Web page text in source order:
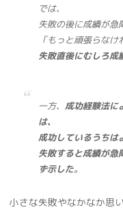
では、
失敗の後に成績が急
「もっと頑張らなけ
失敗直後にむしろ成
一方、 成功経験法に
は、
成功しているうちは
失敗すると成績が急
ず示した。
小さな失敗やなかなか思